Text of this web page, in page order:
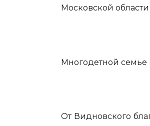
Московской
Многодетной семье
От Видновского